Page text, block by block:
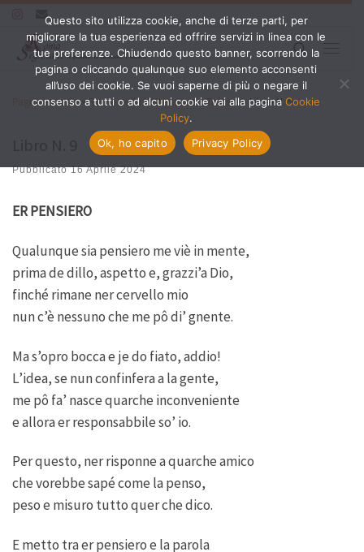
Passa al contenuto
Search
Pagina iniziale »Roma nella Letteratura»Trilussa » Libro N. 9
Pubblicato16 Aprile 2024
ER PENSIERO
Qualunque sia pensiero me viè in mente,
prima de dillo, aspetto e, grazzi’a Dio,
finché rimane ner cervello mio
nun c’è nessuno che me pô di’ gnente.
Ma s’opro bocca e je do fiato, addio!
L’idea, se nun confinfera a la gente,
me pô fa’ nasce quarche inconveniente
e allora er responsabbile so’ io.
Per questo, ner risponne a quarche amico
che vorebbe sapé come la penso,
peso e misuro tutto quer che dico.
E metto tra er pensiero e la parola
Questo sito utilizza cookie, anche di terze parti, per
migliorare la tua esperienza ed offrire servizi in linea con le
tue preferenze. Chiudendo questo banner, scorrendo la
pagina o cliccando qualunque suo elemento acconsenti
all’uso dei cookie. Se vuoi saperne di più o negare il
consenso a tutti o ad alcuni cookie vai alla pagina Cookie
Policy.
Ok, ho capito
Privacy Policy